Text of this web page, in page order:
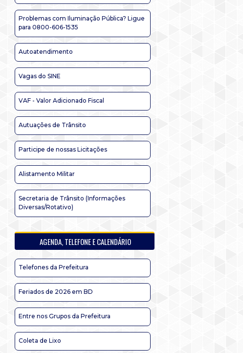
Problemas com Iluminação Pública? Ligue
para 0800-606-1535
Autoatendimento
Vagas do SINE
VAF - Valor Adicionado Fiscal
Autuações de Trânsito
Participe de nossas Licitações
Alistamento Militar
Secretaria de Trânsito (Informações
Diversas/Rotativo)
AGENDA, TELEFONE E CALENDÁRIO
Telefones da Prefeitura
Feriados de 2026 em BD
Entre nos Grupos da Prefeitura
Coleta de Lixo